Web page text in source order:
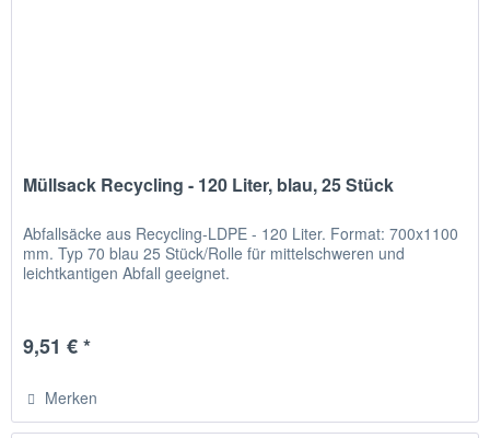
Müllsack Recycling - 120 Liter, blau, 25 Stück
Abfallsäcke aus Recycling-LDPE - 120 Liter. Format: 700x1100
mm. Typ 70 blau 25 Stück/Rolle für mittelschweren und
leichtkantigen Abfall geeignet.
9,51 € *
Merken